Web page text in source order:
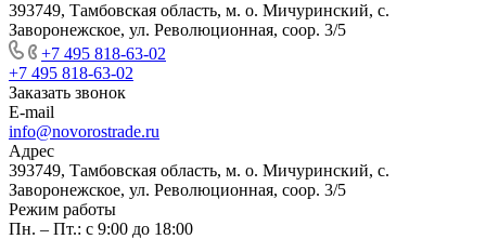
393749, Тамбовская область, м. о. Мичуринский, с.
Заворонежское, ул. Революционная, соор. 3/5
+7 495 818-63-02
+7 495 818-63-02
Заказать звонок
E-mail
info@novorostrade.ru
Адрес
393749, Тамбовская область, м. о. Мичуринский, с.
Заворонежское, ул. Революционная, соор. 3/5
Режим работы
Пн. – Пт.: с 9:00 до 18:00